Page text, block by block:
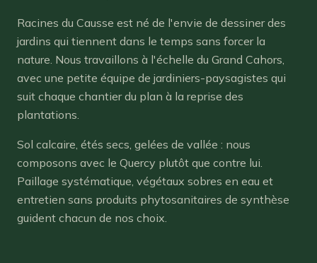
Racines du Causse est né de l'envie de dessiner des
jardins qui tiennent dans le temps sans forcer la
nature. Nous travaillons à l'échelle du Grand Cahors,
avec une petite équipe de jardiniers-paysagistes qui
suit chaque chantier du plan à la reprise des
plantations.
Sol calcaire, étés secs, gelées de vallée : nous
composons avec le Quercy plutôt que contre lui.
Paillage systématique, végétaux sobres en eau et
entretien sans produits phytosanitaires de synthèse
guident chacun de nos choix.